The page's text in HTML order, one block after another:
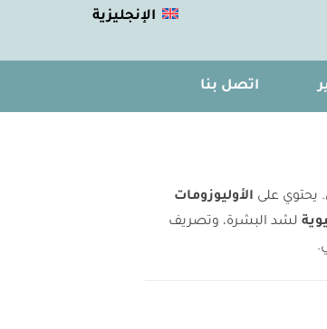
الإنجليزية
اتصل بنا
. يحتوي على الأوليوزومات
لشد البشرة، وتصريف